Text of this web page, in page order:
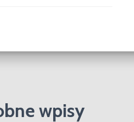
wpisy